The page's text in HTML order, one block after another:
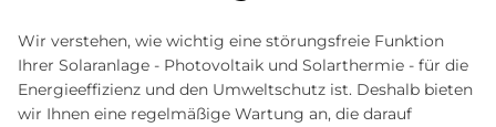
Wir verstehen, wie wichtig eine störungsfreie Funktion
Ihrer Solaranlage - Photovoltaik und Solarthermie - für die
Energieeffizienz und den Umweltschutz ist. Deshalb bieten
wir Ihnen eine regelmäßige Wartung an, die darauf